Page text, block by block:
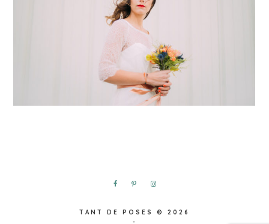
TANT DE POSES
© 2026
-